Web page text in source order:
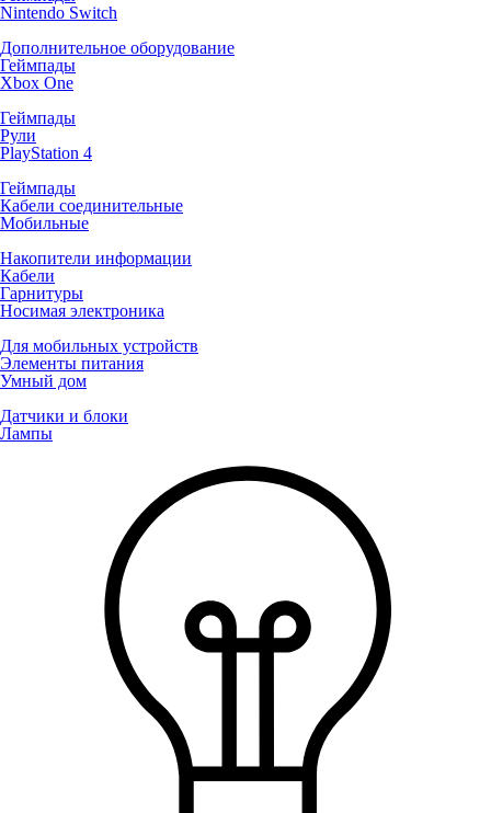
Nintendo Switch
Дополнительное оборудование
Геймпады
Xbox One
Геймпады
Рули
PlayStation 4
Геймпады
Кабели соединительные
Мобильные
Накопители информации
Кабели
Гарнитуры
Носимая электроника
Для мобильных устройств
Элементы питания
Умный дом
Датчики и блоки
Лампы